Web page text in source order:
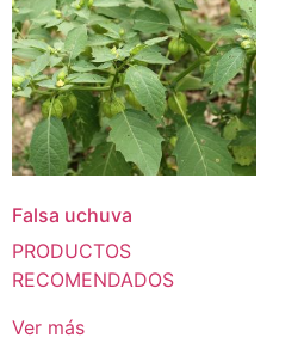
Falsa uchuva
PRODUCTOS
RECOMENDADOS
Ver más